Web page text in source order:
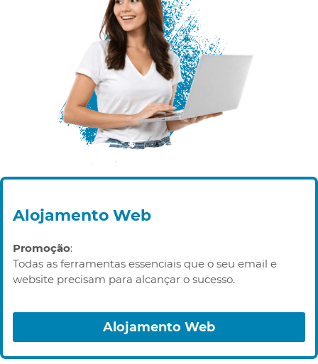
Alojamento Web
Promoção:
Todas as ferramentas essenciais que o seu email e
website precisam para alcançar o sucesso.
Alojamento Web